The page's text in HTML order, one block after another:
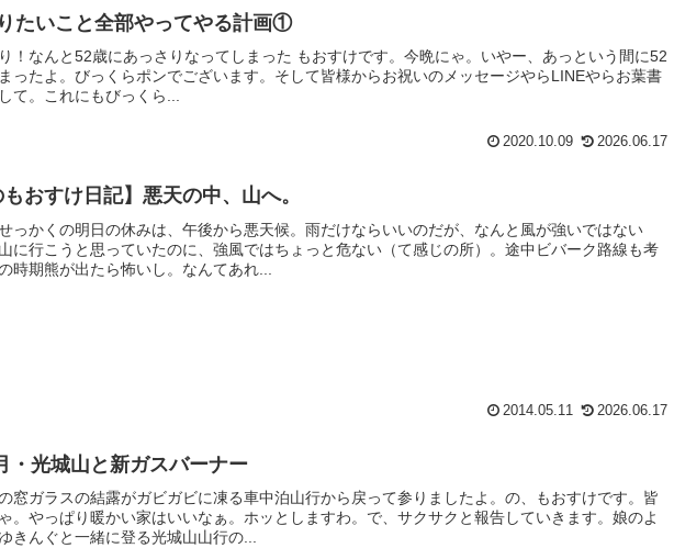
たいこと全部やってやる計画①
！なんと52歳にあっさりなってしまった もおすけです。今晩にゃ。いやー、あっという間に52
ったよ。びっくらポンでございます。そして皆様からお祝いのメッセージやらLINEやらお葉書
て。これにもびっくら...
2020.10.09 2026.06.17
もおすけ日記】悪天の中、山へ。
っかくの明日の休みは、午後から悪天候。雨だけならいいのだが、なんと風が強いではない
に行こうと思っていたのに、強風ではちょっと危ない（て感じの所）。途中ビバーク路線も考
時期熊が出たら怖いし。なんてあれ...
2014.05.11 2026.06.17
・光城山と新ガスバーナー
窓ガラスの結露がガビガビに凍る車中泊山行から戻って参りましたよ。の、もおすけです。皆
。やっぱり暖かい家はいいなぁ。ホッとしますわ。で、サクサクと報告していきます。娘のよ
きんぐと一緒に登る光城山山行の...